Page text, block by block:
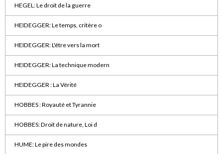
HEGEL: Le droit de la guerre
HEIDEGGER: Le temps, critère o
HEIDEGGER: L'être vers la mort
HEIDEGGER: La technique modern
HEIDEGGER : La Vérité
HOBBES : Royauté et Tyrannie
HOBBES: Droit de nature, Loi d
HUME: Le pire des mondes